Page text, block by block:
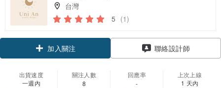
台灣
5 (1)
加入關注
聯絡設計師
出貨速度
一週內
關注人數
8
回應率
-
上次上線
1 天內